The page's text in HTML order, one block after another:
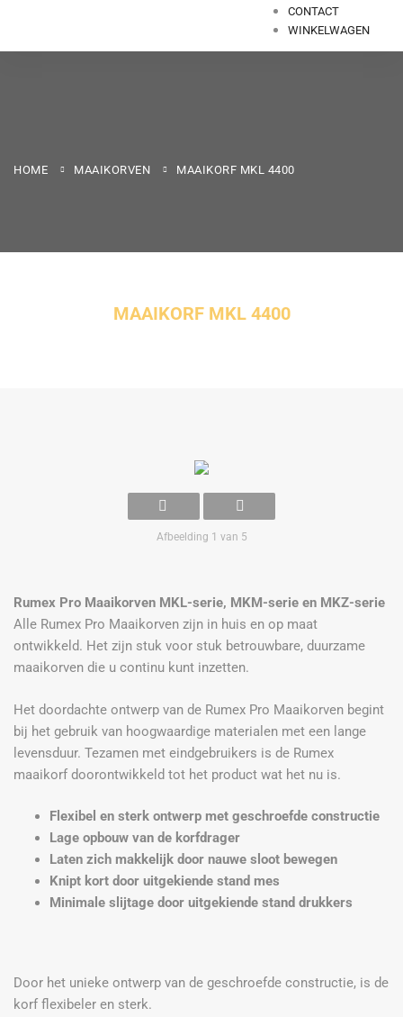
CONTACT
WINKELWAGEN
HOME MAAIKORVEN MAAIKORF MKL 4400
MAAIKORF MKL 4400
Afbeelding 1 van 5
Rumex Pro Maaikorven MKL-serie, MKM-serie en MKZ-serie
Alle Rumex Pro Maaikorven zijn in huis en op maat
ontwikkeld. Het zijn stuk voor stuk betrouwbare, duurzame
maaikorven die u continu kunt inzetten.
Het doordachte ontwerp van de Rumex Pro Maaikorven begint
bij het gebruik van hoogwaardige materialen met een lange
levensduur. Tezamen met eindgebruikers is de Rumex
maaikorf doorontwikkeld tot het product wat het nu is.
Flexibel en sterk ontwerp met geschroefde constructie
Lage opbouw van de korfdrager
Laten zich makkelijk door nauwe sloot bewegen
Knipt kort door uitgekiende stand mes
Minimale slijtage door uitgekiende stand drukkers
Door het unieke ontwerp van de geschroefde constructie, is de
korf flexibeler en sterk.